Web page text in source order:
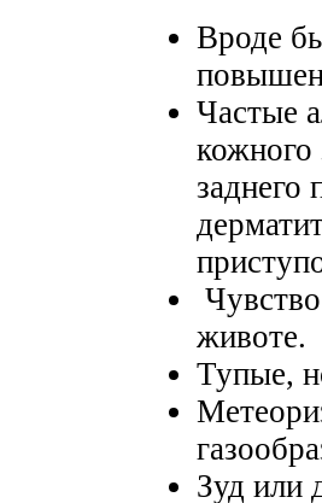
Вроде
Частые
кожного
заднего
животе.
Тупые,
Зуд или